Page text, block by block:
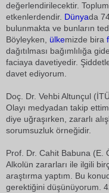
değerlendirilecektir.
etkenlerdendir. Dünyada
bulunmakta ve bunların
Böyleyken, ülkemizde bira
dağıtılması bağımlılığa
faciaya davetiyedir.
davet ediyorum.
Doç. Dr. Vehbi Altunçul
Olayı medyadan takip
diye uğraşırken, zararlı
sorumsuzluk örneğidir.
Prof. Dr. Cahit Babuna (E.
Alkolün zararları ile ilgili
araştırma yaptım. Bu
gerektiğini düşünüyorum.